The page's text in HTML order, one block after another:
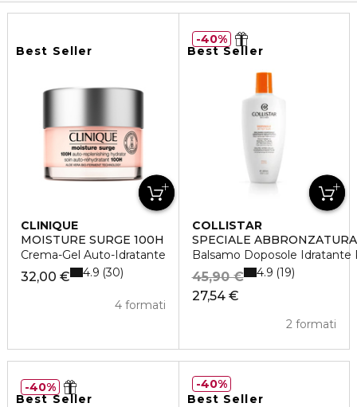
Best Seller
CLINIQUE
MOISTURE SURGE 100H
Crema-Gel Auto-Idratante
32,00 €
4 formati
4.9 30
Best Seller
COLLISTAR
SPECIALE
Balsamo Doposole Idratante
27,54 €
45,90 €
2 formati
4.9 19
40%
Best Seller
40%
Best Seller
40%